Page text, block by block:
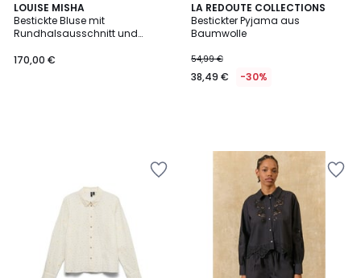
LOUISE MISHA
Bestickte Bluse mit
Rundhalsausschnitt und
170,00 €
LA REDOUTE COLLECTIONS
Bestickter Pyjama aus
Baumwolle
54,99 €
38,49 € -30%